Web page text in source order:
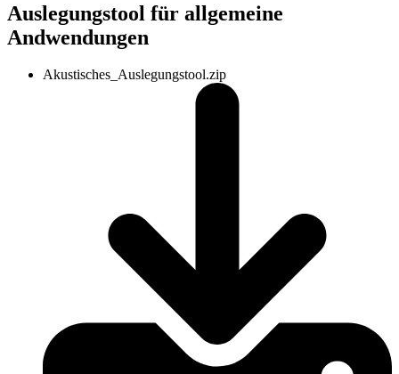
Auslegungstool für allgemeine
Andwendungen
Akustisches_Auslegungstool.zip